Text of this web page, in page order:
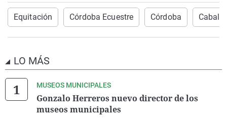
Equitación Córdoba Ecuestre Córdoba
LO MÁS
MUSEOS MUNICIPALES
Gonzalo Herreros nuevo director de los
museos municipales